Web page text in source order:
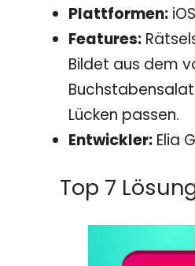
Plattformen:
Features:
Bildet aus dem
Lücken passen.
Entwickler: Elia
Top 7